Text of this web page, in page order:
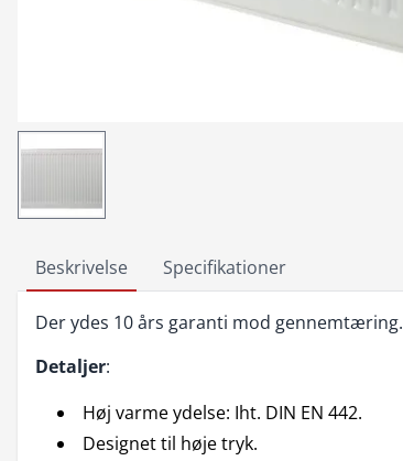
Beskrivelse Specifikationer
Der ydes 10 års garanti mod gennemtæring.
Detaljer:
Høj varme ydelse: Iht. DIN EN 442.
Designet til høje tryk.